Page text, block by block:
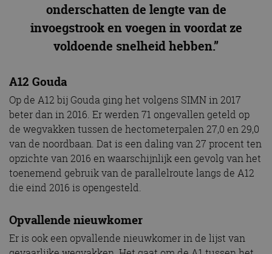
onderschatten de lengte van de
invoegstrook en voegen in voordat ze
voldoende snelheid hebben.”
A12 Gouda
Op de A12 bij Gouda ging het volgens SIMN in 2017
beter dan in 2016. Er werden 71 ongevallen geteld op
de wegvakken tussen de hectometerpalen 27,0 en 29,0
van de noordbaan. Dat is een daling van 27 procent ten
opzichte van 2016 en waarschijnlijk een gevolg van het
toenemend gebruik van de parallelroute langs de A12
die eind 2016 is opengesteld.
Opvallende nieuwkomer
Er is ook een opvallende nieuwkomer in de lijst van